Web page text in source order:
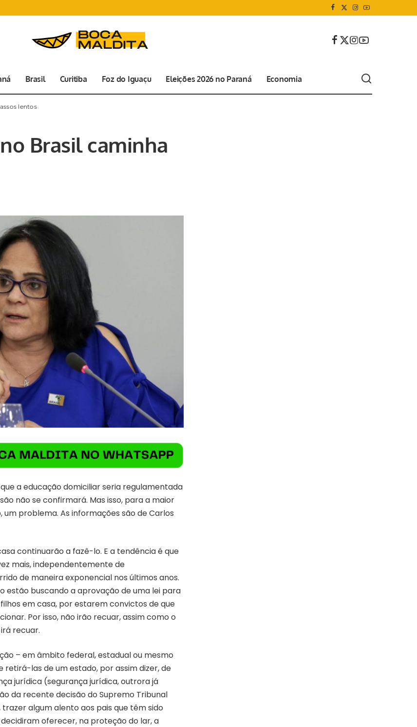
Brasil Curitiba Foz do Iguaçu Eleições 2026 no Paraná Economia
lentos
Brasil caminha
a educação domiciliar seria regulamentada
não se confirmará. Mas isso, para a maior
problema. As informações são de Carlos
continuarão a fazê-lo. E a tendência é que
mais, independentemente de
de maneira exponencial nos últimos anos.
estão buscando a aprovação de uma lei para
em casa, por estarem convictos de que
Por isso, não irão recuar, assim como o
recuar.
– em âmbito federal, estadual ou mesmo
las de um estado, por assim dizer, de
jurídica (segurança jurídica, outrora já
da recente decisão do Supremo Tribunal
algum alento aos pais que têm sido
oferecer, na proteção do lar, a